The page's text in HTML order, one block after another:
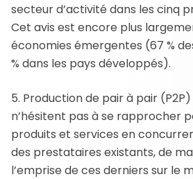
secteur d’activité dans les cinq
Cet avis est encore plus
économies émergentes (67 %
% dans les pays développés).
5. Production de pair à pair
n’hésitent pas à se rapprocher
produits et services en
des prestataires existants, de
l’emprise de ces derniers sur le